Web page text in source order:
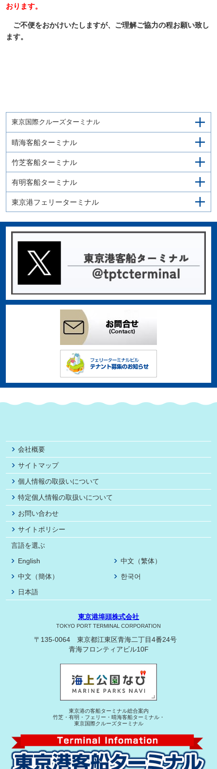
おります。
ご不便をおかけいたしますが、ご理解ご協力の程お願い致し
ます。
東京国際クルーズターミナル
晴海客船ターミナル
竹芝客船ターミナル
有明客船ターミナル
東京港フェリーターミナル
会社概要
サイトマップ
個人情報の取扱いについて
特定個人情報の取扱いについて
お問い合わせ
サイトポリシー
言語を選ぶ
English
中文（繁体）
中文（簡体）
한국어
日本語
東京港埠頭株式会社
TOKYO PORT TERMINAL CORPORATION
〒135-0064 東京都江東区青海二丁目4番24号
青海フロンティアビル10F
東京港の客船ターミナル総合案内
竹芝・有明・フェリー・晴海客船ターミナル・
東京国際クルーズターミナル